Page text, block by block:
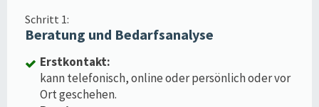
Schritt 1:
Beratung und Bedarfsanalyse
Erstkontakt:
kann telefonisch, online oder persönlich oder vor
Ort geschehen.